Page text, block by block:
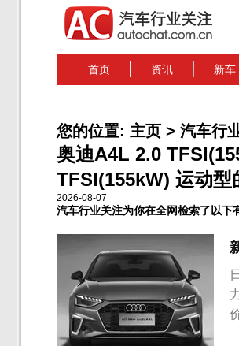
首页 资讯 新车
您的位置: 主页 > 汽车行
奥迪A4L 2.0
TFSI(155kW) 运动
2026-08-07
汽车行业关注为你在全网检索了以下